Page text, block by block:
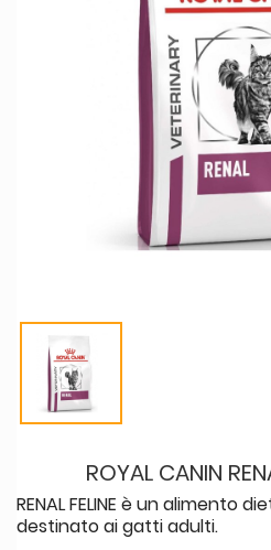
ROYAL CANIN
RENAL FELINE è un alimento
destinato ai gatti adulti.